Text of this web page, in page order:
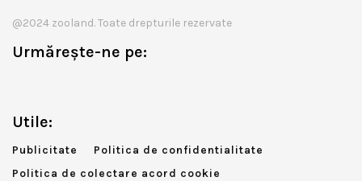
@2024 zooland. Toate drepturile rezervate
Urmărește-ne pe:
Utile:
Publicitate
Politica de confidentialitate
Politica de colectare acord cookie